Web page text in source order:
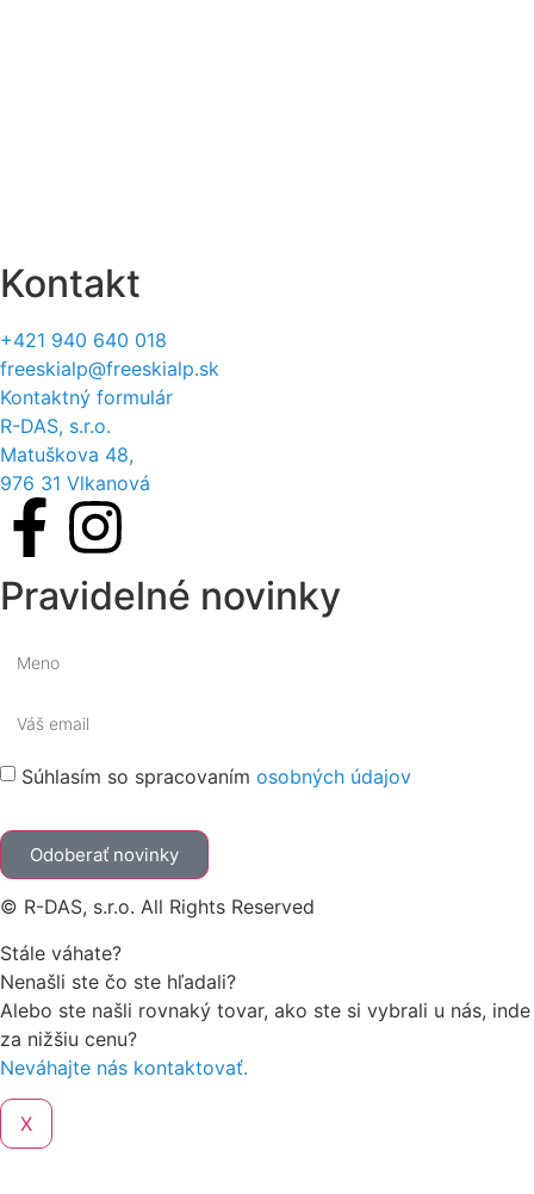
Kontakt
+421 940 640 018
freeskialp@freeskialp.sk
Kontaktný formulár
R-DAS, s.r.o.
Matuškova 48,
976 31 Vlkanová
Pravidelné novinky
Súhlasím so spracovaním osobných údajov
Odoberať novinky
© R-DAS, s.r.o. All Rights Reserved
Stále váhate?
Nenašli ste čo ste hľadali?
Alebo ste našli rovnaký tovar, ako ste si vybrali u nás, inde
za nižšiu cenu?
Neváhajte nás kontaktovať.
X